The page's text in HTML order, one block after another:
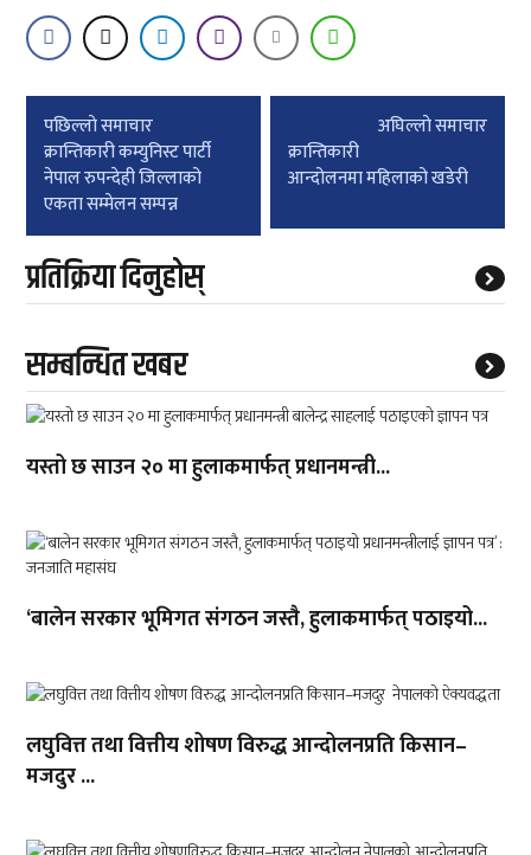
Post
navigation
पछिल्लाे समाचार
क्रान्तिकारी कम्युनिस्ट पार्टी
नेपाल रुपन्देही जिल्लाको
एकता सम्मेलन सम्पन्न
अघिल्लाे समाचार
क्रान्तिकारी
आन्दोलनमा महिलाको खडेरी
प्रतिक्रिया दिनुहोस्
सम्बन्धित खबर
यस्तो छ साउन २० मा हुलाकमार्फत् प्रधानमन्त्री...
‘बालेन सरकार भूमिगत संगठन जस्तै, हुलाकमार्फत् पठाइयो...
लघुवित्त तथा वित्तीय शोषण विरुद्ध आन्दोलनप्रति किसान–
मजदुर ...